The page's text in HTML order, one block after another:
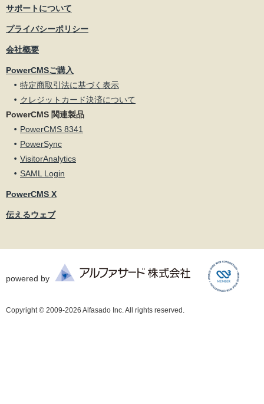
サポートについて
プライバシーポリシー
会社概要
PowerCMSご購入
特定商取引法に基づく表示
クレジットカード決済について
PowerCMS 関連製品
PowerCMS 8341
PowerSync
VisitorAnalytics
SAML Login
PowerCMS X
伝えるウェブ
Copyright © 2009-2026 Alfasado Inc. All rights reserved.
powered by